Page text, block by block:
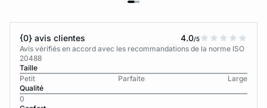
{0} avis clientes 4.0/5
Avis vérifiés en accord avec les recommandations de la norme ISO
20488
Taille
Petit
Parfaite
Large
Qualité
0